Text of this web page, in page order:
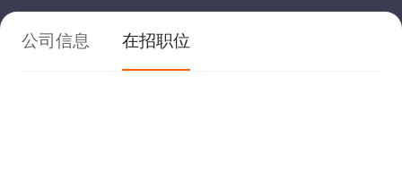
公司信息 在招职位